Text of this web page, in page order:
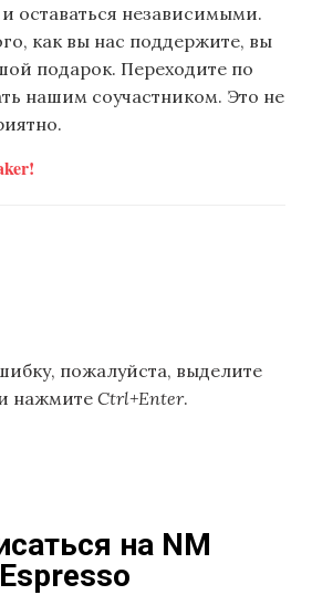
оставаться независимыми.
как вы нас поддержите, вы
подарок. Переходите по
нашим соучастником. Это не
пожалуйста, выделите
нажмите Ctrl+Enter.
на NM
Espresso